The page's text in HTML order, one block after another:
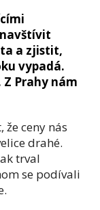
a zjistit,
vypadá.
Prahy nám
ceny nás
drahé.
trval
se podívali